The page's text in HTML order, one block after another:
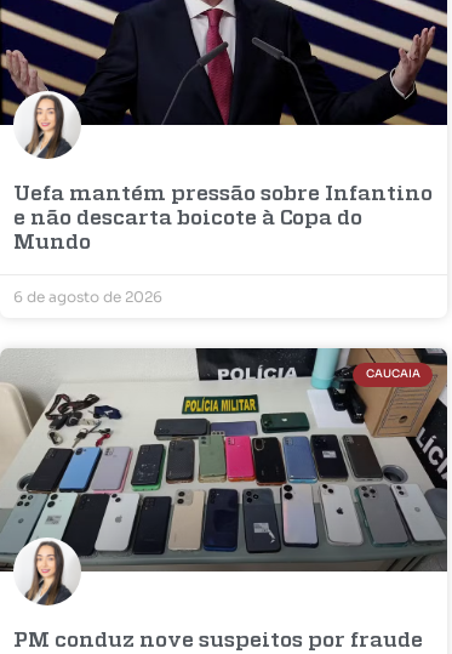
Uefa mantém pressão sobre Infantino
e não descarta boicote à Copa do
Mundo
6 de agosto de 2026
CAUCAIA
PM conduz nove suspeitos por fraude